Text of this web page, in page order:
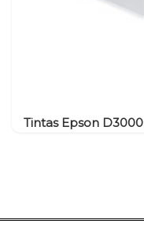
Tintas Epson D3000